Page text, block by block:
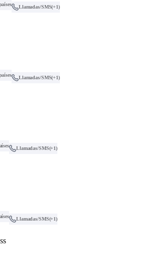
Llamadas/SMS(+1)
Llamadas/SMS(+1)
Llamadas/SMS(+1)
Llamadas/SMS(+1)